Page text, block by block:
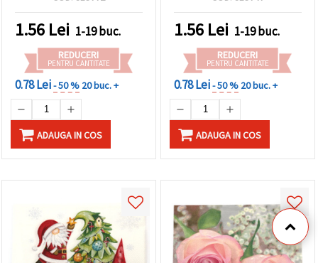
1.56 Lei 1-19 buc.
REDUCERI
PENTRU CANTITATE
0.78 Lei- 50 % 20 buc. +
ADAUGA IN COS
1.56 Lei 1-19 buc.
REDUCERI
PENTRU CANTITATE
0.78 Lei- 50 % 20 buc. +
ADAUGA IN COS